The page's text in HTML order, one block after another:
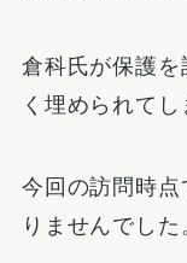
倉科氏が保護を
く埋められてし
今回の訪問時
りませんでした